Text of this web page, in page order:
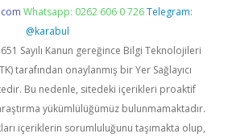
Whatsapp: 0262 606 0 726 Telegram:
@karabul
Sayılı Kanun gereğince Bilgi Teknolojileri
tarafından onaylanmış bir Yer Sağlayıcı
Bu nedenle, sitedeki içerikleri proaktif
yükümlülüğümüz bulunmamaktadır.
içeriklerin sorumluluğunu taşımakta olup,